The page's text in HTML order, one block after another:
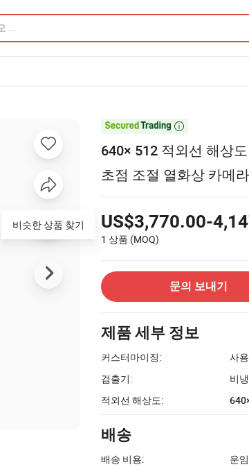

640× 512 적외선 해상
초점 조절 열화상 카메라
US$3,770.00-
1 상품 (MOQ)
문의 보내기
제품 세부 정보
커스터마이징:
사
검출기:
비
적외선 해상도:
배송
배송 비용: 운
비슷한 상품 찾기